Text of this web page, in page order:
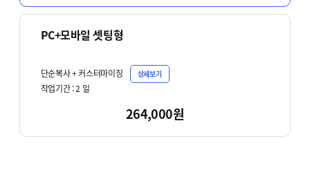
PC+모바일 셋팅형
단순복사 + 커스터마이징 상세보기
작업기간 :2 일
264,000원